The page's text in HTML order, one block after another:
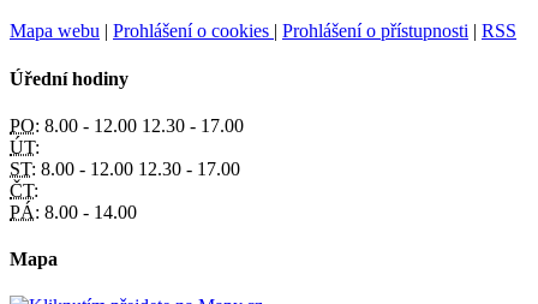
Mapa webu | Prohlášení o cookies | Prohlášení o přístupnosti | RSS
Úřední hodiny
PO: 8.00 - 12.00 12.30 - 17.00
ÚT:
ST: 8.00 - 12.00 12.30 - 17.00
ČT:
PÁ: 8.00 - 14.00
Mapa